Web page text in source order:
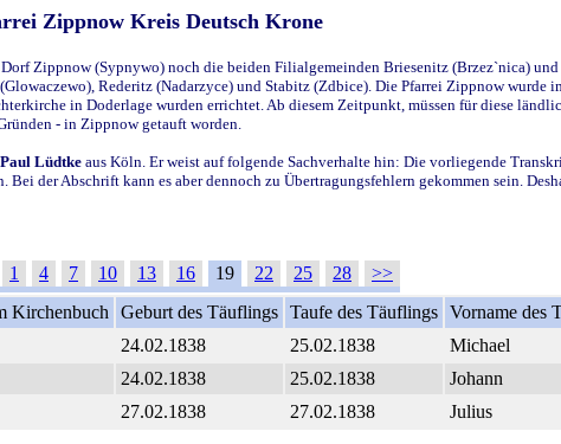
Zippnow Kreis Deutsch Krone
Zippnow (Sypnywo) noch die beiden Filialgemeinden Briesenitz (Brzez`nica)
Rederitz (Nadarzyce) und Stabitz (Zdbice). Die Pfarrei Zippnow
in Doderlage wurden errichtet. Ab diesem Zeitpunkt, müssen für diese
- in Zippnow getauft worden.
Paul Lüdtke aus Köln. Er weist auf folgende Sachverhalte hin: Die vorliegende
der Abschrift kann es aber dennoch zu Übertragungsfehlern gekommen sein.
1 4 7 10 13 16 19 22 25 28
>>
Kirchenbuch Geburt des Täuflings Taufe des Täuflings Vorname des
24.02.1838 25.02.1838 Michael
24.02.1838 25.02.1838 Johann
27.02.1838 27.02.1838 Julius